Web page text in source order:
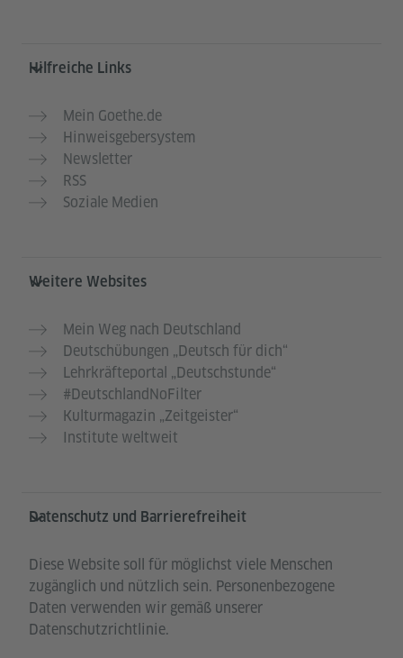
Hilfreiche Links
Mein Goethe.de
Hinweisgebersystem
Newsletter
RSS
Soziale Medien
Weitere Websites
Mein Weg nach Deutschland
Deutschübungen „Deutsch für dich“
Lehrkräfteportal „Deutschstunde“
#DeutschlandNoFilter
Kulturmagazin „Zeitgeister“
Institute weltweit
Datenschutz und Barrierefreiheit
Diese Website soll für möglichst viele Menschen
zugänglich und nützlich sein. Personenbezogene
Daten verwenden wir gemäß unserer
Datenschutzrichtlinie.